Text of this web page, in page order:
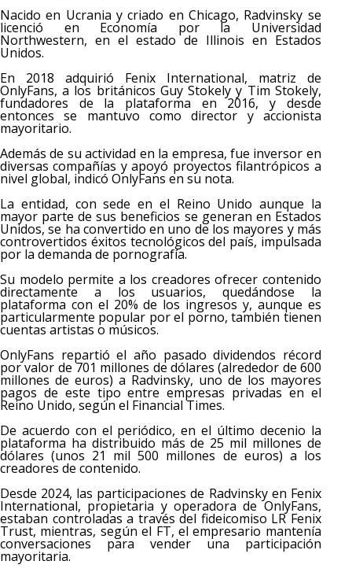
Nacido en Ucrania y criado en Chicago, Radvinsky se
licenció en Economía por la Universidad
Northwestern, en el estado de Illinois en Estados
Unidos.
En 2018 adquirió Fenix International, matriz de
OnlyFans, a los británicos Guy Stokely y Tim Stokely,
fundadores de la plataforma en 2016, y desde
entonces se mantuvo como director y accionista
mayoritario.
Además de su actividad en la empresa, fue inversor en
diversas compañías y apoyó proyectos filantrópicos a
nivel global, indicó OnlyFans en su nota.
La entidad, con sede en el Reino Unido aunque la
mayor parte de sus beneficios se generan en Estados
Unidos, se ha convertido en uno de los mayores y más
controvertidos éxitos tecnológicos del país, impulsada
por la demanda de pornografía.
Su modelo permite a los creadores ofrecer contenido
directamente a los usuarios, quedándose la
plataforma con el 20% de los ingresos y, aunque es
particularmente popular por el porno, también tienen
cuentas artistas o músicos.
OnlyFans repartió el año pasado dividendos récord
por valor de 701 millones de dólares (alrededor de 600
millones de euros) a Radvinsky, uno de los mayores
pagos de este tipo entre empresas privadas en el
Reino Unido, según el Financial Times.
De acuerdo con el periódico, en el último decenio la
plataforma ha distribuido más de 25 mil millones de
dólares (unos 21 mil 500 millones de euros) a los
creadores de contenido.
Desde 2024, las participaciones de Radvinsky en Fenix
International, propietaria y operadora de OnlyFans,
estaban controladas a través del fideicomiso LR Fenix
Trust, mientras, según el FT, el empresario mantenía
conversaciones para vender una participación
mayoritaria.